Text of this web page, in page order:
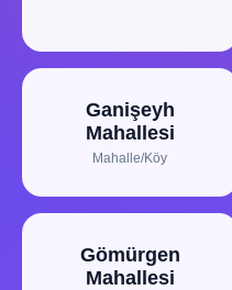
Ganişeyh
Mahallesi
Mahalle/Köy
Gömürgen
Mahallesi